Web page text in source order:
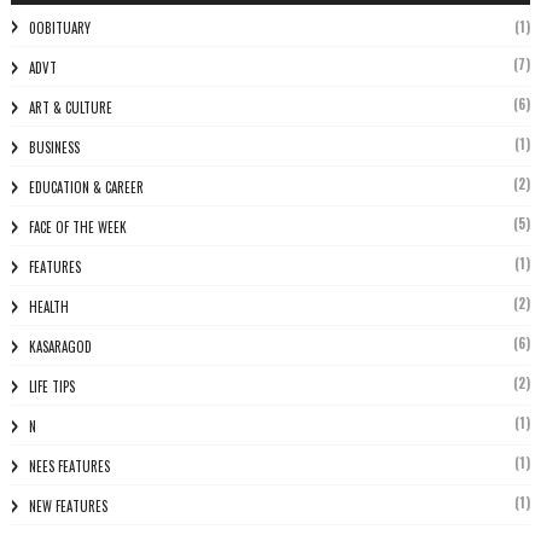
0OBITUARY (1)
ADVT (7)
ART & CULTURE (6)
BUSINESS (1)
EDUCATION & CAREER (2)
FACE OF THE WEEK (5)
FEATURES (1)
HEALTH (2)
KASARAGOD (6)
LIFE TIPS (2)
N (1)
NEES FEATURES (1)
NEW FEATURES (1)